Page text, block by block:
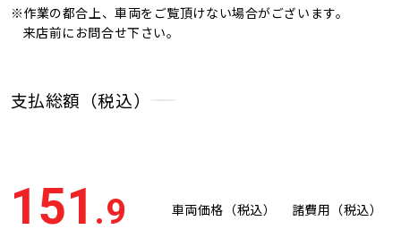
※作業の都合上、車両をご覧頂けない場合がございます。
来店前にお問合せ下さい。
支払総額（税込）
151 .9 車両価格（税込） 諸費用（税込）